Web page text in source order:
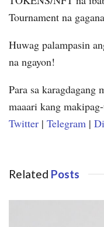
Tournament na
Huwag palampasin
na ngayon!
Para sa karagdagang
maaari kang
Twitter | Telegram |
Related Posts